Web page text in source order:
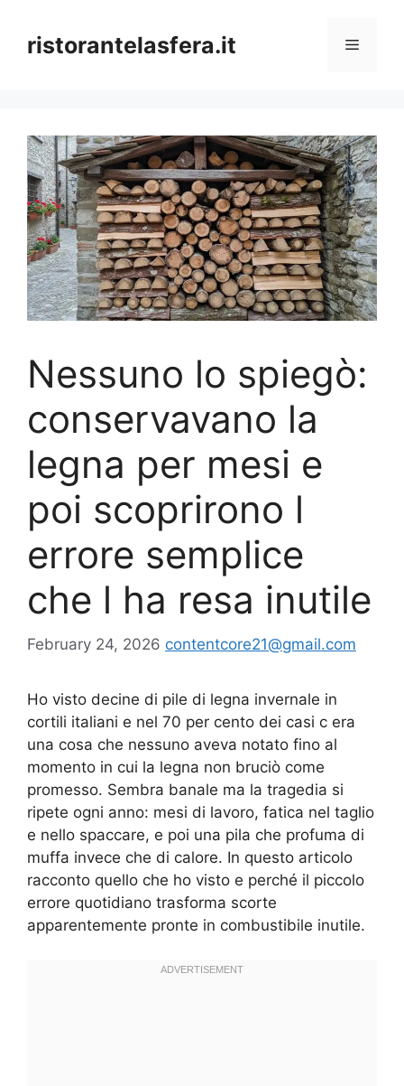
contentristorantelasfera.it Menu
Nessuno lo spiegò:
conservavano la
legna per mesi e
poi scoprirono l
errore semplice
che l ha resa inutile
February 24, 2026 contentcore21@gmail.com
Ho visto decine di pile di legna invernale in
cortili italiani e nel 70 per cento dei casi c era
una cosa che nessuno aveva notato fino al
momento in cui la legna non bruciò come
promesso. Sembra banale ma la tragedia si
ripete ogni anno: mesi di lavoro, fatica nel taglio
e nello spaccare, e poi una pila che profuma di
muffa invece che di calore. In questo articolo
racconto quello che ho visto e perché il piccolo
errore quotidiano trasforma scorte
apparentemente pronte in combustibile inutile.